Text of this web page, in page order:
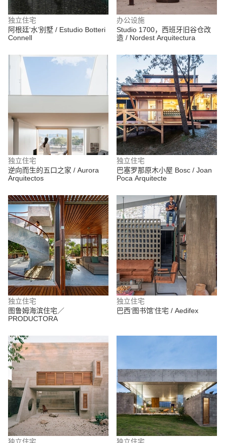
独立住宅
阿根廷‘水’别墅 / Estudio Botteri
Connell
办公设施
Studio 1700，西班牙旧谷仓改
造 / Nordest Arquitectura
独立住宅
逆向而生的五口之家 / Aurora
Arquitectos
独立住宅
巴塞罗那原木小屋 Bosc / Joan
Poca Arquitecte
独立住宅
图鲁姆海滨住宅／
PRODUCTORA
独立住宅
巴西‘图书馆’住宅 / Aedifex